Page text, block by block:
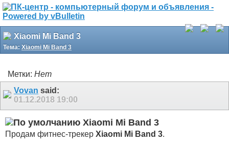
Xiaomi Mi Band 3
Тема: Xiaomi Mi Band 3
Метки: Нет
Vovan said:
01.12.2018 19:00
Xiaomi Mi Band 3
Продам фитнес-трекер Xiaomi Mi Band 3.